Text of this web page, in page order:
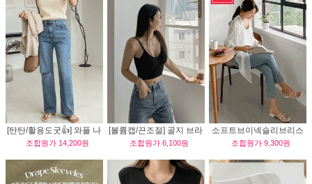
[탄탄/활용도굿👍] 와플 나
시 티
조합원가 14,200원
[볼륨캡/끈조절] 골지 브라
캡 나시
조합원가6,100원
소프트브이넥슬리브리스
조합원가9,300원